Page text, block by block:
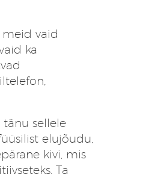
meid vaid
ka
sellele
elujõudu,
kivi, mis
Ta